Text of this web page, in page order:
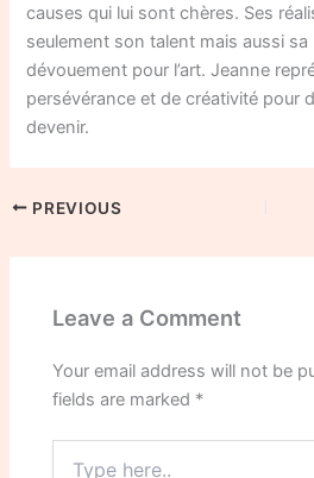
causes qui lui sont chères. Ses
seulement son talent mais aussi
dévouement pour l’art. Jeanne
persévérance et de créativité pour
devenir.
PREVIOUS
Leave a Comment
Your email address will not be
fields are marked *